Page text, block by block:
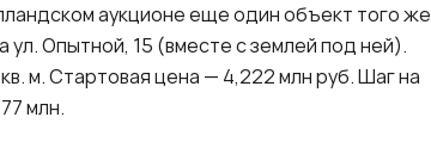
аукционе еще один объект того же
Опытной, 15 (вместе с землей под ней).
м. Стартовая цена — 4,222 млн руб. Шаг на
млн.